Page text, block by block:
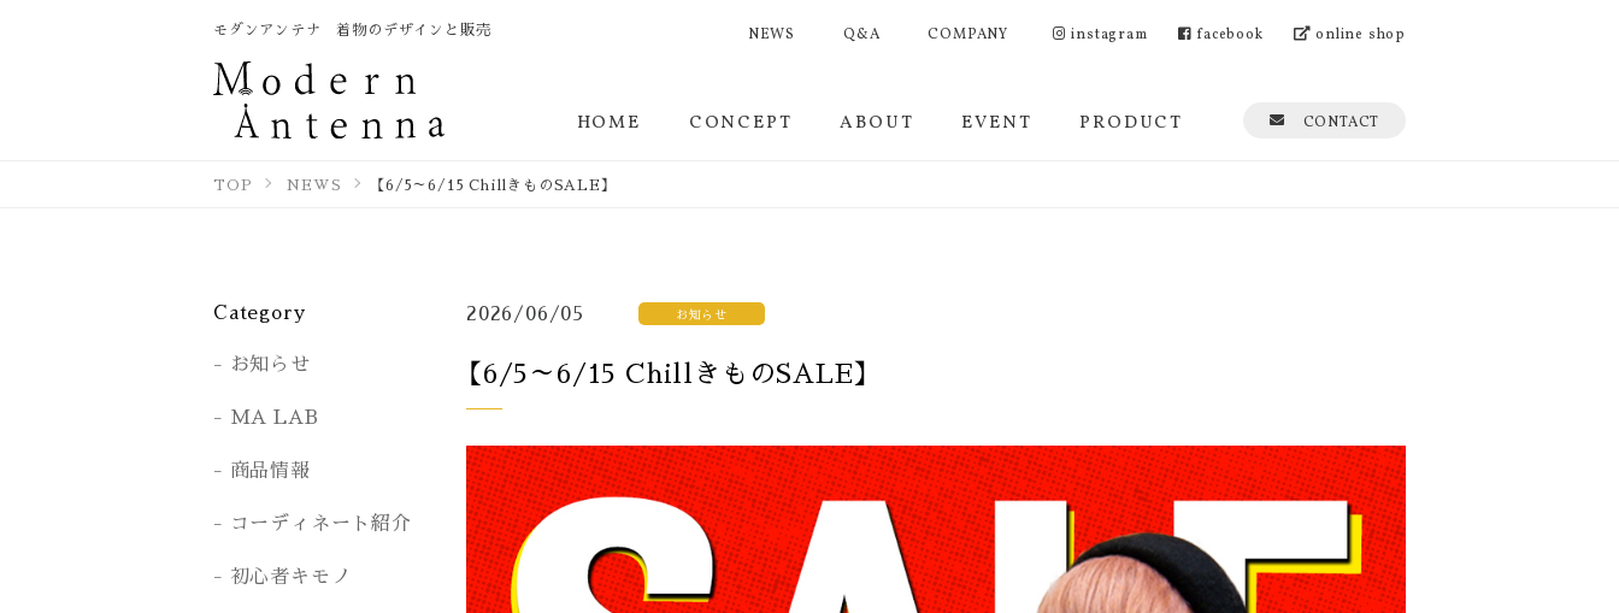
モダンアンテナ 着物のデザインと販売
HOME CONCEPT ABOUT EVENT PRODUCT
NEWS Q&A COMPANY instagram facebook online shop
CONTACT
TOP NEWS 【6/5～6/15 ChillきものSALE】
2026/06/05 お知らせ
【6/5～6/15 ChillきものSALE】
Category
お知らせ
MA LAB
商品情報
コーディネート紹介
初心者キモノ